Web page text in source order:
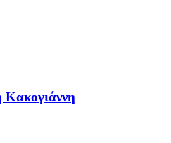
Κακογιάννη